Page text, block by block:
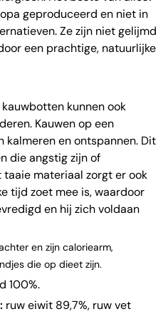
geproduceerd en niet in
Ze zijn niet gelijmd
een prachtige, natuurlijke
kauwbotten kunnen ook
Kauwen op een
kalmeren en ontspannen. Dit
die angstig zijn of
materiaal zorgt er ook
tijd zoet mee is, waardoor
en hij zich voldaan
en zijn caloriearm,
die op dieet zijn.
100%.
ruw eiwit 89,7%, ruw vet